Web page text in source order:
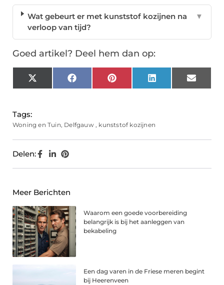
Wat gebeurt er met kunststof kozijnen na
verloop van tijd?
▼
Goed artikel? Deel hem dan op:
X
(Twitter)
FacebookPinterest LinkedIn Email
Tags:
Woning en Tuin, Delfgauw, kunststof kozijnen
Delen:
Meer Berichten
Waarom een goede voorbereiding
belangrijk is bij het aanleggen van
bekabeling
Een dag varen in de Friese meren begint
bij Heerenveen